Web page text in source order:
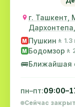
г. Ташкент,
M Пушкин 🚶 1.3
M Бодомзор 🚶
🚌Ближайшая
пн–пт:
Сейчас